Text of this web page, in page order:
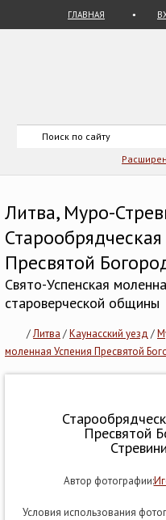
ГЛАВНАЯ
Литва, Муро-
Пресвятой
Свято-Успенская
староверческой общины
/Литва /Каунасский уезд /
моленная Успения Пресвятой
Пресвятой
Автор фотографии:
Условия использования